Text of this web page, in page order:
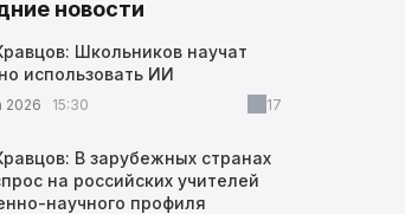
новости
Школьников научат
использовать ИИ
2026 15:30 17
В зарубежных странах
на российских учителей
научного профиля